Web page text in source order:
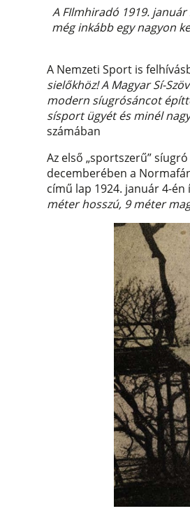
A FIlmhiradó 1919.
még inkább egy nagyon
A Nemzeti Sport is
sielőkhöz! A Magyar Sí-
modern síugrósáncot
sísport ügyét és minél
számában
Az első „sportszerű”
decemberében a
című lap 1924. január 4-én
méter hosszú, 9 méter